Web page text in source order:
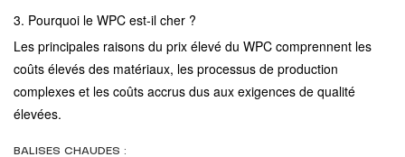
3. Pourquoi le WPC est-il cher ?
Les principales raisons du prix élevé du WPC comprennent les
coûts élevés des matériaux, les processus de production
complexes et les coûts accrus dus aux exigences de qualité
élevées.
BALISES CHAUDES :